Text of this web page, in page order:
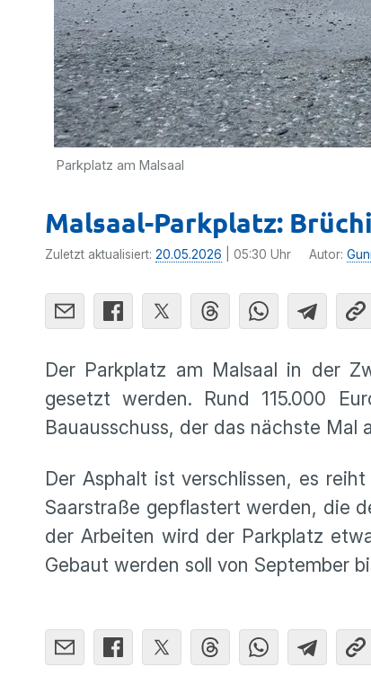
Parkplatz am Malsaal
Malsaal-Parkplatz:
Zuletzt aktualisiert: 20.05.2026 | 05:30 Uhr Autor:
Der Parkplatz am Malsaal in der
gesetzt werden. Rund 115.000
Bauausschuss, der das nächste Mal
Der Asphalt ist verschlissen, es
Saarstraße gepflastert werden, die
der Arbeiten wird der Parkplatz
Gebaut werden soll von September